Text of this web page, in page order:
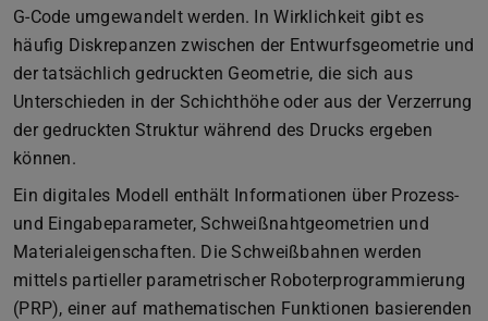
G-Code umgewandelt werden. In Wirklichkeit gibt es
häufig Diskrepanzen zwischen der Entwurfsgeometrie und
der tatsächlich gedruckten Geometrie, die sich aus
Unterschieden in der Schichthöhe oder aus der Verzerrung
der gedruckten Struktur während des Drucks ergeben
können.
Ein digitales Modell enthält Informationen über Prozess-
und Eingabeparameter, Schweißnahtgeometrien und
Materialeigenschaften. Die Schweißbahnen werden
mittels partieller parametrischer Roboterprogrammierung
(PRP), einer auf mathematischen Funktionen basierenden